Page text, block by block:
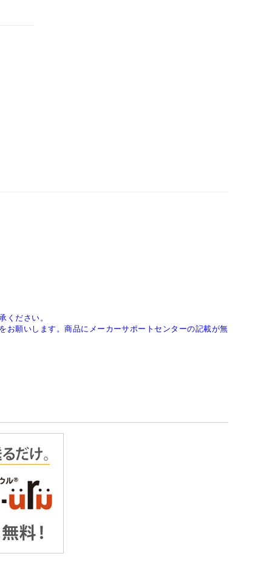
ください。
願いします。商品にメーカーサポートセンターの記載が無